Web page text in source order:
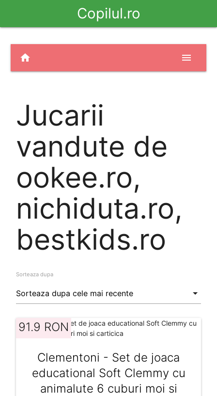
Copilul.ro
home menu
Jucarii
vandute de
ookee.ro,
nichiduta.ro,
bestkids.ro
Sorteaza dupa
91.9 RON
Clementoni - Set de joaca
educational Soft Clemmy cu
animalute 6 cuburi moi si